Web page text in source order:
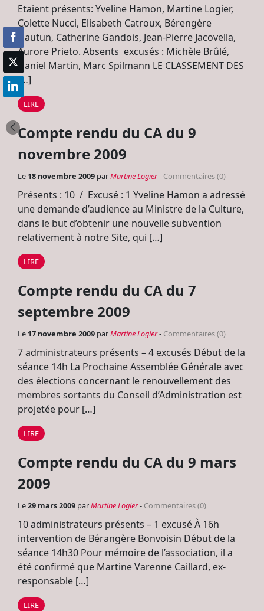
Etaient présents: Yveline Hamon, Martine Logier,
Colette Nucci, Elisabeth Catroux, Bérengère
Dautun, Catherine Gandois, Jean-Pierre Jacovella,
Aurore Prieto. Absents excusés : Michèle Brûlé,
Daniel Martin, Marc Spilmann LE CLASSEMENT DES
[…]
LIRE
Compte rendu du CA du 9
novembre 2009
Le 18 novembre 2009 parMartine Logier- Commentaires (0)
Présents : 10 / Excusé : 1 Yveline Hamon a adressé
une demande d’audience au Ministre de la Culture,
dans le but d’obtenir une nouvelle subvention
relativement à notre Site, qui […]
LIRE
Compte rendu du CA du 7
septembre 2009
Le 17 novembre 2009 parMartine Logier- Commentaires (0)
7 administrateurs présents – 4 excusés Début de la
séance 14h La Prochaine Assemblée Générale avec
des élections concernant le renouvellement des
membres sortants du Conseil d’Administration est
projetée pour […]
LIRE
Compte rendu du CA du 9 mars
2009
Le29 mars 2009 parMartine Logier- Commentaires (0)
10 administrateurs présents – 1 excusé À 16h
intervention de Bérangère Bonvoisin Début de la
séance 14h30 Pour mémoire de l’association, il a
été confirmé que Martine Varenne Caillard, ex-
responsable […]
LIRE